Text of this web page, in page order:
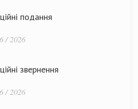
подання
/ 2026
звернення
/ 2026